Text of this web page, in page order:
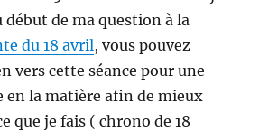
début de ma question à la
du 18 avril, vous pouvez
vers cette séance pour une
en la matière afin de mieux
que je fais ( chrono de 18